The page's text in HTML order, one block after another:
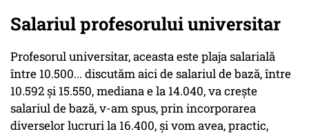
Salariul profesorului universitar
Profesorul universitar, aceasta este plaja salarială
între 10.500... discutăm aici de salariul de bază, între
10.592 și 15.550, mediana e la 14.040, va crește
salariul de bază, v-am spus, prin incorporarea
diverselor lucruri la 16.400, și vom avea, practic,